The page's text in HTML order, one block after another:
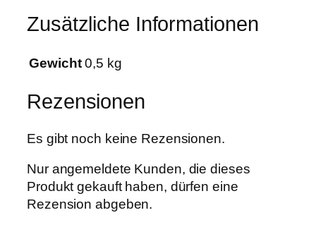
5
u
d
5
T
ö
p
Zusätzliche Informationen
Gewicht 0,5 kg
Rezensionen
Es gibt noch keine Rezensionen.
Nur angemeldete Kunden, die dieses
Produkt gekauft haben, dürfen eine
Rezension abgeben.